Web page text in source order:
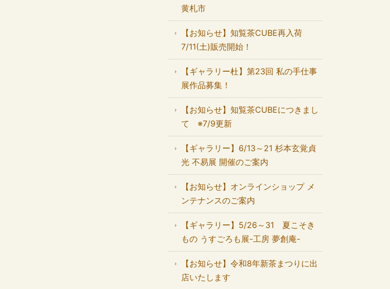
黄札市
【お知らせ】知覧茶CUBE再入荷
7/11(土)販売開始！
【ギャラリー杜】第23回 私の手仕事
展作品募集！
【お知らせ】知覧茶CUBEにつきまし
て ※7/9更新
【ギャラリー】6/13～21 杉本玄覚貞
光 不易展 開催のご案内
【お知らせ】オンラインショップ メ
ンテナンスのご案内
【ギャラリー】5/26～31 夏こそき
もの うすごろも展-工房 夢創庵-
【お知らせ】令和8年新茶まつりに出
店いたします